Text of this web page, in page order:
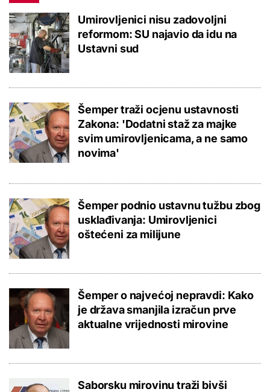
Umirovljenici nisu zadovoljni
reformom: SU najavio da idu na
Ustavni sud
Šemper traži ocjenu ustavnosti
Zakona: 'Dodatni staž za majke
svim umirovljenicama, a ne samo
novima'
Šemper podnio ustavnu tužbu zbog
usklađivanja: Umirovljenici
oštećeni za milijune
Šemper o najvećoj nepravdi: Kako
je država smanjila izračun prve
aktualne vrijednosti mirovine
Saborsku mirovinu traži bivši